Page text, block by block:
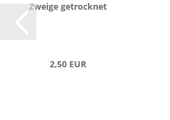
Zwei­ge ge­trock­net
2,50 EUR